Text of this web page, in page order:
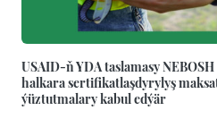
USAID-ň YDA taslamasy
halkara sertifikatlaşdyrylyş
ýüztutmalary kabul edýär